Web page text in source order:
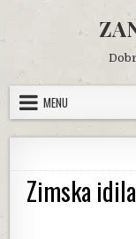
content
MENU
Zimska